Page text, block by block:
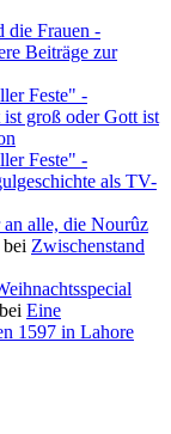
die Frauen -
Beiträge zur
Feste" -
ist groß oder Gott ist
Feste" -
als TV-
an alle, die Nourûz
bei Zwischenstand
bei Eine
1597 in Lahore